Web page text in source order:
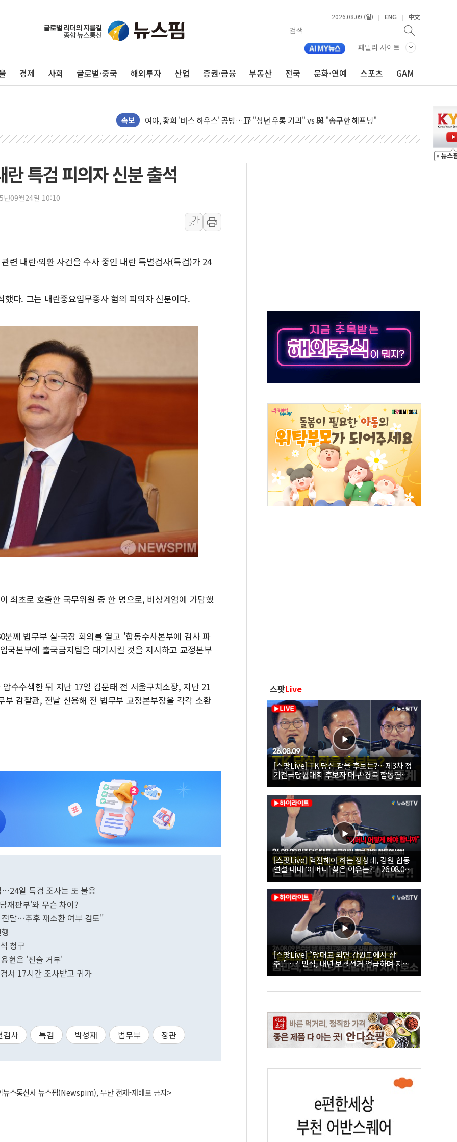
2026.08.09 (일) | ENG | 中文
패밀리 사이트
경제 사회 글로벌·중국 해외투자 산업 증권·금융 부동산 전국 문화·연예 스포츠 GAM
속보
윤준병·이해민 의원, '정부 특사'로 콜롬비아 대통령 취임식 참석
여야, 황희 '버스 하우스' 공방…野 "청년 우롱 기괴" vs 與 "송구한 해프닝"
풀무원재단, '국제과학연극제 2026'서 어린이 과학연극 2편 수상
與 "세제개편안 8월 말 당정 조율 완료…초고가·비거주 1주택 등 여론 수렴"
경인고속도로서 차량 4대 연쇄 추돌…7세 남아 등 4명 부상
삼성전자, 美국립연구소와 영하 30도 극저온 난방기술 개발한다
[인사] 국무조정실·국무총리비서실
롯데백화점, 앰배서더 2기 모집…지역 크리에이터 확대
한수원 "폭염 속 전력수급 이상무"…김회천 사장, 원전 현장점검
정부, 독도 조사활동 日 항의에 "수용할 수 없다" 반박
김성회, 국민의힘에 "청년 결혼까지 정쟁 소재 삼아…청년 삶 가로막는 걸림돌"
서울 38도 폭염에 온열질환 사망자 2명…올해 하루 환자 최다
전남광주 남구 한 아파트 난간 붕괴…인명피해 없어
지역 일자리·생활인구 늘린 주역 찾는다...중기부, 장관 표창 후보자 모집
특검 피의자 신분 출석
년09월24일 10:10
가
가
련 내란·외환 사건을 수사 중인 내란 특별검사(특검)가 24
다. 그는 내란중요임무종사 혐의 피의자 신분이다.
최초로 호출한 국무위원 중 한 명으로, 비상계엄에 가담했
께 법무부 실·국장 회의를 열고 '합동수사본부에 검사 파
국본부에 출국금지팀을 대기시킬 것을 지시하고 교정본부
수수색한 뒤 지난 17일 김문태 전 서울구치소장, 지난 21
감찰관, 전날 신용해 전 법무부 교정본부장을 각각 소환
일 특검 조사는 또 불응
재판부'와 무슨 차이?
달…추후 재소환 여부 검토"
청구
현은 '진술 거부'
서 17시간 조사받고 귀가
검사 특검 박성재 법무부 장관
뉴스통신사 뉴스핌(Newspim), 무단 전재-재배포 금지>
스팟Live
[스팟Live] TK 당심 잡을 후보는?…제3차 정
기전국당원대회 후보자 대구·경북 합동연설
회 생중계 | 26.08.09
[스팟Live] 역전해야 하는 정청래, 강원 합동
연설 내내 ‘어머니’ 찾은 이유는?! | 26.08.09
더불어민주당 당대표·최고위원 후보 강원 합
동연설회
[스팟Live] “당대표 되면 강원도에서 상
주!”…김민석, 내년 보궐선거 언급하며 지지
호소 | 26.08.09 더불어민주당 당대표·최고위